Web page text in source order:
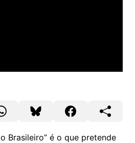
Brasileiro” é o que pretende